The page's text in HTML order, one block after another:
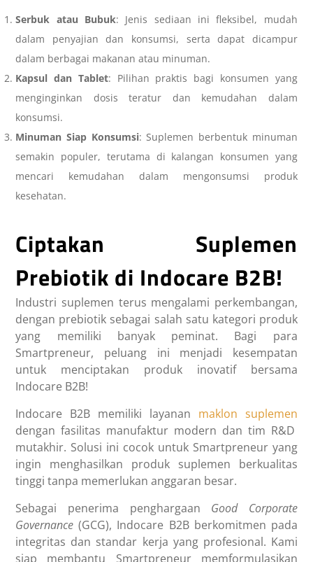
Serbuk atau Bubuk: Jenis sediaan ini fleksibel, mudah
dalam penyajian dan konsumsi, serta dapat dicampur
dalam berbagai makanan atau minuman.
Kapsul dan Tablet: Pilihan praktis bagi konsumen yang
menginginkan dosis teratur dan kemudahan dalam
konsumsi.
Minuman Siap Konsumsi: Suplemen berbentuk minuman
semakin populer, terutama di kalangan konsumen yang
mencari kemudahan dalam mengonsumsi produk
kesehatan.
Ciptakan Suplemen
Prebiotik di Indocare B2B!
Industri suplemen terus mengalami perkembangan,
dengan prebiotik sebagai salah satu kategori produk
yang memiliki banyak peminat. Bagi para
Smartpreneur, peluang ini menjadi kesempatan
untuk menciptakan produk inovatif bersama
Indocare B2B!
Indocare B2B memiliki layanan maklon suplemen
dengan fasilitas manufaktur modern dan tim R&D
mutakhir. Solusi ini cocok untuk Smartpreneur yang
ingin menghasilkan produk suplemen berkualitas
tinggi tanpa memerlukan anggaran besar.
Sebagai penerima penghargaan Good Corporate
Governance (GCG), Indocare B2B berkomitmen pada
integritas dan standar kerja yang profesional. Kami
siap membantu Smartpreneur memformulasikan